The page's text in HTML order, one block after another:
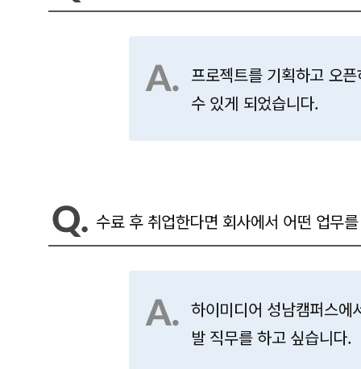
프로젝트를 기획하고 오
수 있게 되었습니다.
수료 후 취업한다면 회사에서 어떤 업무
하이미디어 성남캠퍼스
발 직무를 하고 싶습니다.